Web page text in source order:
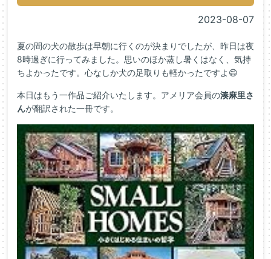
2023-08-07
夏の間の犬の散歩は早朝に行くのが決まりでしたが、昨日は夜
8時過ぎに行ってみました。思いのほか蒸し暑くはなく、気持
ちよかったです。心なしか犬の足取りも軽かったですよ😄
本日はもう一作品ご紹介いたします。アメリア会員の湊麻里さ
んが翻訳された一冊です。